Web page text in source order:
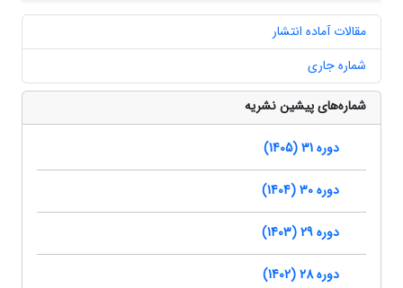
مقالات آماده انتشار
شماره جاری
شماره‌های پیشین نشریه
دوره 31 (1405)
دوره 30 (1404)
دوره 29 (1403)
دوره 28 (1402)